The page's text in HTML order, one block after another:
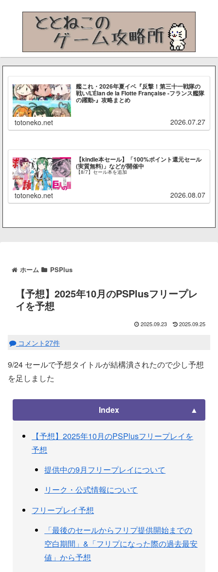
艦これ・2026年夏イベ『反撃！第三十一戦隊の
戦い/L’Élan de la Flotte Française -フランス艦隊
の躍動-』攻略まとめ
totoneko.net 2026.07.27
【kindle本セール】「100%ポイント還元セール
(実質無料)」などが開催中
【8/7】セール本を追加
totoneko.net 2026.08.07
ホーム PSPlus
【予想】2025年10月のPSPlusフリープレ
イを予想
2025.09.23 2025.09.25
コメント27件
9/24 セールで予想タイトルが結構潰されたので少し予想
を足しました
Index
【予想】2025年10月のPSPlusフリープレイを
予想
提供中の9月フリープレイについて
リーク・公式情報について
フリープレイ予想
「最後のセールからフリプ提供開始までの
空白期間」&「フリプになった際の過去最安
値」から予想